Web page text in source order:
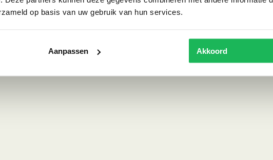
op basis van uw gebruik van hun services.
Aanpassen Akkoord
reizen zelf af naar landen zoals Indonesië, om
en 2 meter lang snoer. Doordat het materiaal
worden, kunnen ze licht afwijken van de